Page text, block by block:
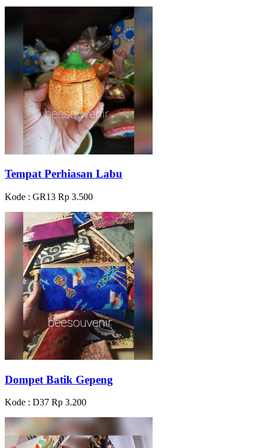
Tempat Perhiasan Labu
Kode : GR13 Rp 3.500
Dompet Batik Gepeng
Kode : D37 Rp 3.200